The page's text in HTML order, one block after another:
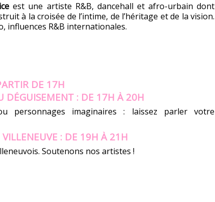
est une artiste R&B, dancehall et afro-urbain dont
à la croisée de l’intime, de l’héritage et de la vision.
influences R&B internationales.
DE 17H
DÉGUISEMENT : DE 17H À 20H
personnages imaginaires : laissez parler votre
: DE 19H À 21H
Soutenons nos artistes !